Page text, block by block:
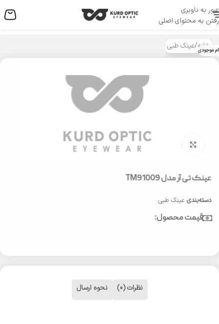
عبور به ناوبری
رفتن به محتوای اصلی
منو
خانه/عینک طبی موجودی
بزرگنمایی تصویر
عینک تی آر مدل TM91009
دسته‌بندی عینک طبی
قیمت محصول:
نظرات (0) نحوه ارسال